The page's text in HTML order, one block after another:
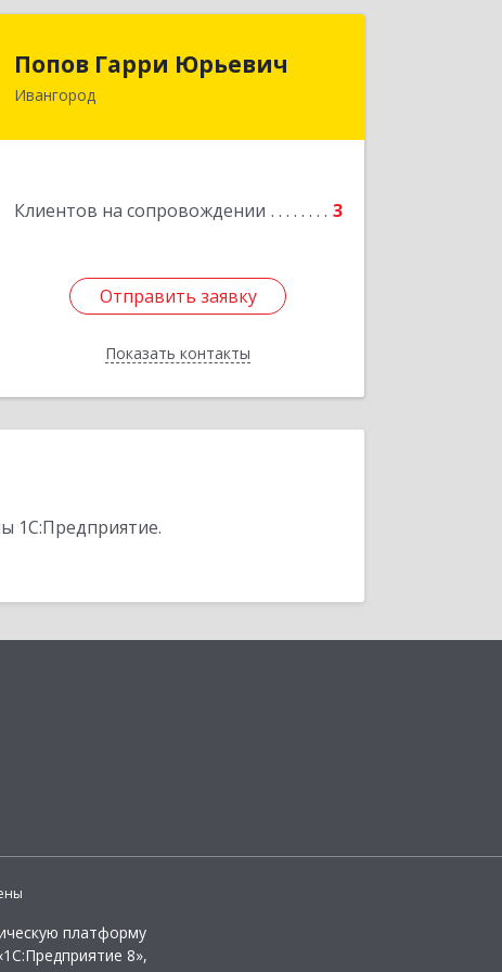
Попов Гарри Юрьевич
Ивангород
Клиентов на сопровождении 3
Отправить заявку
Показать контакты
Отправить заявку
Назад
1С:Предприятие.
платформу
8»,